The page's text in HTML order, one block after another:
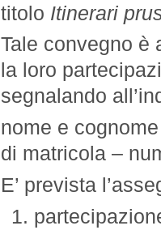
titolo Itinerari
Tale convegno è
la loro
segnalando
nome e
di matricola –
E’ prevista